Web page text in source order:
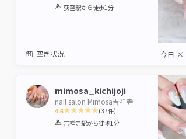
1 2 3 4 5
荻窪駅から徒歩1分
空き状況 今日 ×
mimosa_kichijoji
nail salon Mimosa吉祥寺
4.6
1 2 3 4 5
(37件)
吉祥寺駅から徒歩1分